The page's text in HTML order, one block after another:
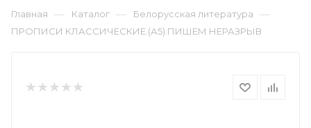
Главная — Каталог — Белорусская литература —
ПРОПИСИ КЛАССИЧЕСКИЕ.(А5).ПИШЕМ НЕРАЗРЫВ